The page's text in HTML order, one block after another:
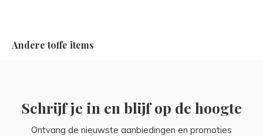
Andere toffe items
Schrijf je in en blijf op de hoogte
Ontvang de nieuwste aanbiedingen en promoties